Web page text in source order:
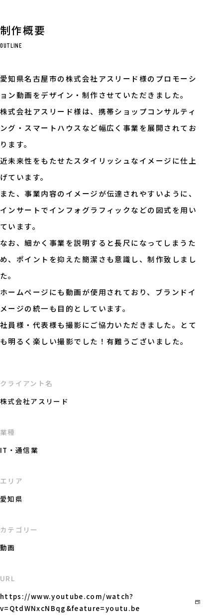
制作概要
OUTLINE
愛知県名古屋市の株式会社アスリード様のプロモーシ
ョン動画をデザイン・制作させていただきました。
株式会社アスリード様は、携帯ショップコンサルティ
ング・スマートハウスなど幅広く事業を展開されてお
ります。
近未来性をもたせたスタイリッシュなイメージに仕上
げています。
また、事業内容のイメージが伝達されやすいように、
インサートでインフォグラフィックなどの図式を用い
ています。
なお、細かく事業を説明すると長尺になってしまうた
め、ポイントを抑えた簡潔さも意識し、制作致しまし
た。
ホームページにも動画が使用されており、ブランドイ
メージの統一も目的としています。
社員様・代表様も撮影にご協力いただきました。とて
も明るく楽しい撮影でした！有難うございました。
クライアント名
株式会社アスリード
業種
IT・通信業
エリア
愛知県
カテゴリー
動画
URL
https://www.youtube.com/watch?
v=QtdWNxcNBqg&feature=youtu.be